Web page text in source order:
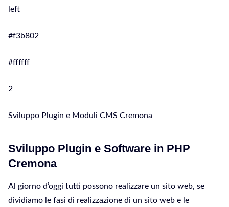
left
#f3b802
#ffffff
2
Sviluppo Plugin e Moduli CMS Cremona
Sviluppo Plugin e Software in PHP
Cremona
Al giorno d’oggi tutti possono realizzare un sito web, se
dividiamo le fasi di realizzazione di un sito web e le